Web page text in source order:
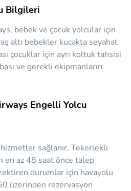
Bilgileri
bebek ve çocuk yolcular için
altı bebekler kucakta seyahat
çocuklar için ayrı koltuk tahsisi
ve gerekli ekipmanların
Engelli Yolcu
sağlanır. Tekerlekli
en az 48 saat önce talep
durumlar için havayolu
üzerinden rezervasyon